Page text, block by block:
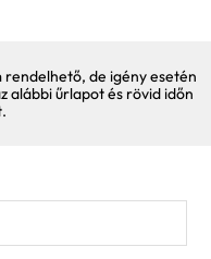
rendelhető, de igény esetén
alábbi űrlapot és rövid időn